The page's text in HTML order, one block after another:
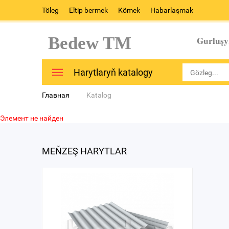
Töleg Eltip bermek Kömek Habarlaşmak
Bedew TM
Harytlaryň katalogy
Главная Katalog
Элемент не найден
MEŇZEŞ HARYTLAR